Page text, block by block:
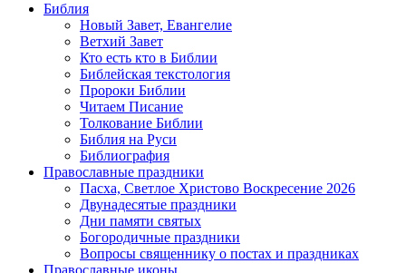
Библия
Новый Завет, Евангелие
Ветхий Завет
Кто есть кто в Библии
Библейская текстология
Пророки Библии
Читаем Писание
Толкование Библии
Библия на Руси
Библиография
Православные праздники
Пасха, Светлое Христово Воскресение 2026
Двунадесятые праздники
Дни памяти святых
Богородичные праздники
Вопросы священнику о постах и праздниках